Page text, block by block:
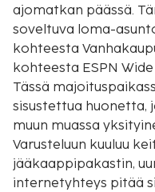
ajomatkan päässä. Tämä golfin pelaamiseen
soveltuva loma-
kohteesta
kohteesta ESPN
Tässä
sisustettua huonetta,
muun muassa
Varusteluun kuuluu
jääkaappipakastin,
internetyhteys pitää